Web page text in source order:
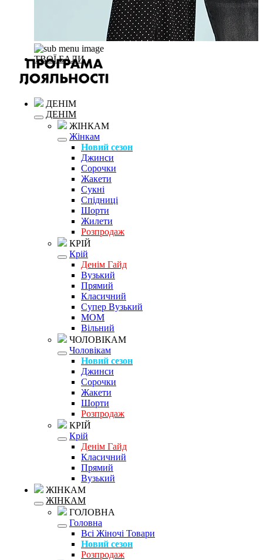
ТВОЇ БАЛИ
ДЕНІМ
ДЕНІМ
ЖІНКАМ
Жінкам
Новий сезон
Джинси
Сорочки
Жакети
Сукні
Спідниці
Шорти
Жилети
Розпродаж
КРІЙ
Крій
Денім Гайд
Вузький
Прямий
Класичний
Супер Вузький
MOM
Вільний
ЧОЛОВІКАМ
Чоловікам
Новий сезон
Джинси
Сорочки
Жакети
Шорти
Розпродаж
КРІЙ
Крій
Денім Гайд
Класичний
Прямий
Вузький
ЖІНКАМ
ЖІНКАМ
ГОЛОВНА
Головна
Всі Жіночі Товари
Новий сезон
Розпродаж